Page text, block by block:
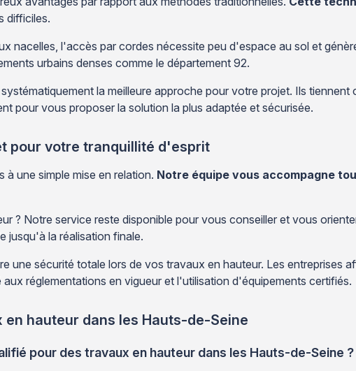
difficiles.
nacelles, l'accès par cordes nécessite peu d'espace au sol et
urbains denses comme le département 92.
la meilleure approche pour votre projet. Ils
pour vous proposer la solution la plus adaptée et sécurisée.
pour votre tranquillité d'esprit
à une simple mise en relation. Notre équipe vous accompagne
? Notre service reste disponible pour vous conseiller et vous
jusqu'à la réalisation finale.
une sécurité totale lors de vos travaux en hauteur. Les entreprises
réglementations en vigueur et l'utilisation d'équipements certifiés.
hauteur dans les Hauts-de-Seine
pour des travaux en hauteur dans les Hauts-de-Seine ?